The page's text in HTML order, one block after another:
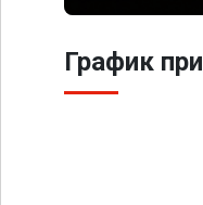
График